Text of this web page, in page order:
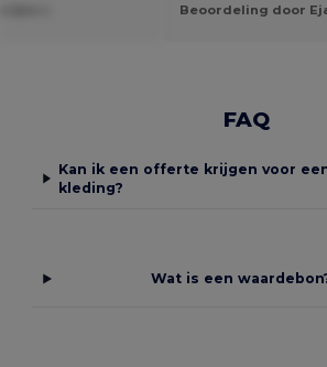
Beoordeling door
FAQ
Kan ik een offerte krijgen voor
kleding?
Wat is een